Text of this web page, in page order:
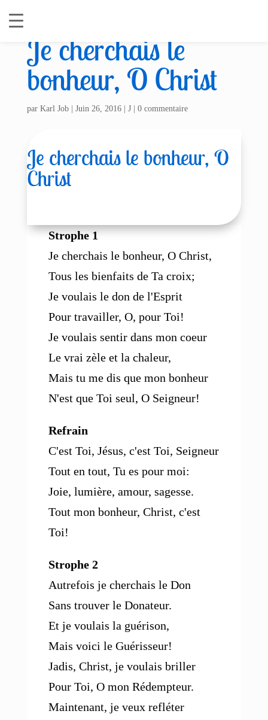
Je cherchais le
bonheur, O Christ
par Karl Job| Juin 26, 2016| J| 0 commentaire
Je cherchais le bonheur, O
Christ
Strophe 1
Je cherchais le bonheur, O Christ,
Tous les bienfaits de Ta croix;
Je voulais le don de l'Esprit
Pour travailler, O, pour Toi!
Je voulais sentir dans mon coeur
Le vrai zèle et la chaleur,
Mais tu me dis que mon bonheur
N'est que Toi seul, O Seigneur!
Refrain
C'est Toi, Jésus, c'est Toi, Seigneur
Tout en tout, Tu es pour moi:
Joie, lumière, amour, sagesse.
Tout mon bonheur, Christ, c'est
Toi!
Strophe 2
Autrefois je cherchais le Don
Sans trouver le Donateur.
Et je voulais la guérison,
Mais voici le Guérisseur!
Jadis, Christ, je voulais briller
Pour Toi, O mon Rédempteur.
Maintenant, je veux refléter